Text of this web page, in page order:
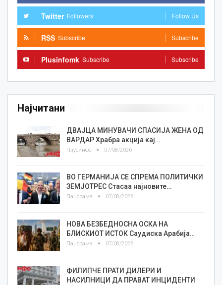
Twitter Followers Follow Us
RSS Subscribe Subscribe
Plusinfomk Subscribe Subscribe
Најчитани
ДВАЈЦА МИНУВАЧИ СПАСИЈА ЖЕНА ОД
ВАРДАР Храбра акција кај…
Плусинфо 07/08/2026
ВО ГЕРМАНИЈА СЕ СПРЕМА ПОЛИТИЧКИ
ЗЕМЈОТРЕС Стасаа најновите…
Панорама 07/08/2026
НОВА БЕЗБЕДНОСНА ОСКА НА
БЛИСКИОТ ИСТОК Саудиска Арабија…
Панорама 07/08/2026
ФИЛИПЧЕ ПРАТИ ДИЛЕРИ И
НАСИЛНИЦИ ДА ПРАВАТ ИНЦИДЕНТИ